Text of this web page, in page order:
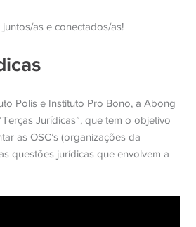
as e conectados/as!
Polis e Instituto Pro Bono, a Abong
Jurídicas”, que tem o objetivo
as OSC’s (organizações da
questões jurídicas que envolvem a